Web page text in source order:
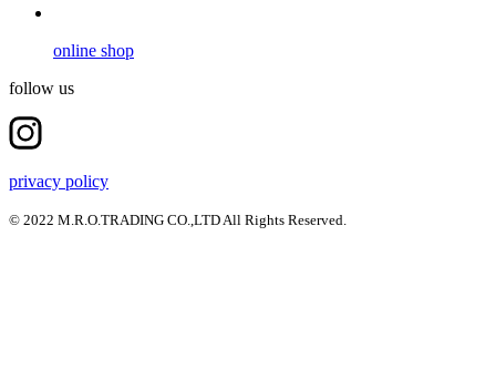
online shop
follow us
privacy policy
© 2022 M.R.O.TRADING CO.,LTD All Rights Reserved.